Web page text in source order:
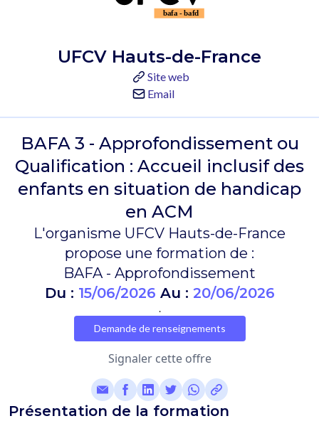
UFCV Hauts-de-France
Site web
Email
BAFA 3 - Approfondissement ou
Qualification : Accueil inclusif des
enfants en situation de handicap
en ACM
L'organisme UFCV Hauts-de-France
propose une formation de :
BAFA - Approfondissement
Du : 15/06/2026 Au : 20/06/2026
.
Demande de renseignements
Signaler cette offre
Présentation de la formation